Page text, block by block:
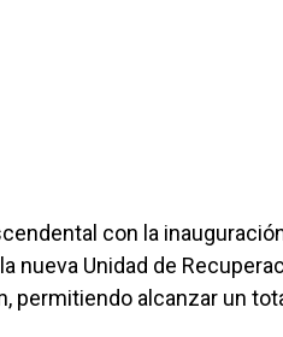
con la
nueva Unidad de
permitiendo alcanzar un